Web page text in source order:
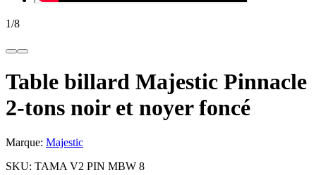
1/8
Table billard Majestic Pinnacle
2-tons noir et noyer foncé
Marque: Majestic
SKU: TAMA V2 PIN MBW 8